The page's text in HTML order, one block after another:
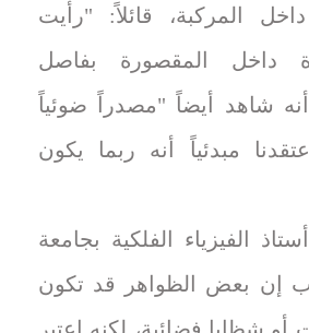
المركبة، قائلاً: "رأيت
داخل المقصورة بفاصل
شاهد أيضاً "مصدراً ضوئياً
مبدئياً أنه ربما يكون
الفيزياء الفلكية بجامعة
إن بعض الظواهر قد تكون